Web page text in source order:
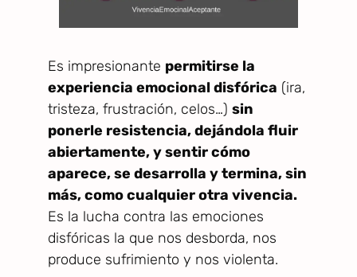
Es impresionante permitirse la
experiencia emocional disfórica (ira,
tristeza, frustración, celos…) sin
ponerle resistencia, dejándola fluir
abiertamente, y sentir cómo
aparece, se desarrolla y termina, sin
más, como cualquier otra vivencia.
Es la lucha contra las emociones
disfóricas la que nos desborda, nos
produce sufrimiento y nos violenta.